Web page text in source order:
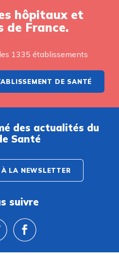
hôpitaux et
de France.
1335 établissements
DE SANTÉ
des actualités du
Santé
LA NEWSLETTER
suivre